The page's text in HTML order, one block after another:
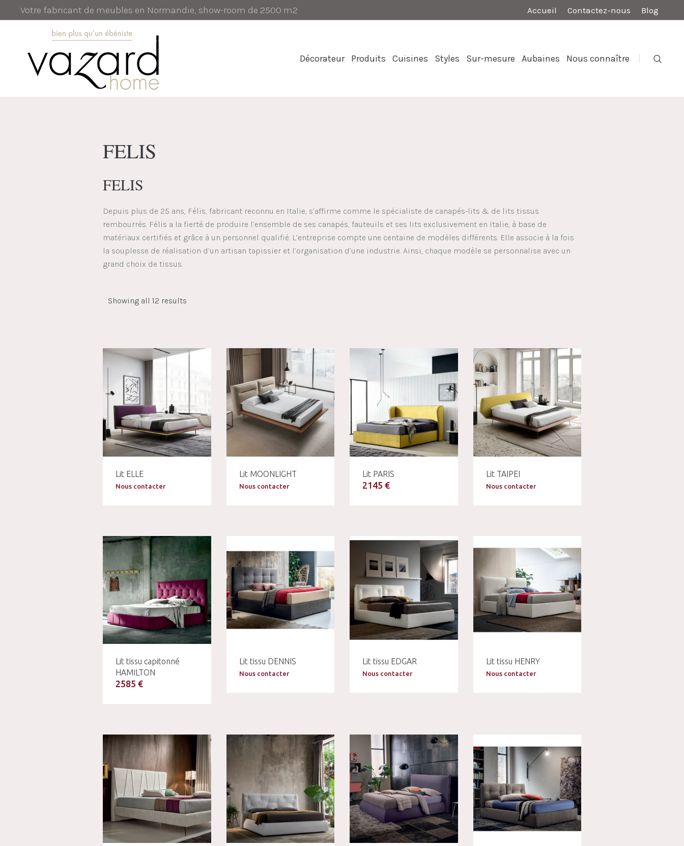
Accueil Contactez-nous Blog
Votre fabricant de meubles en Normandie, show-room de 2500 m2
Décorateur Produits Cuisines Styles Sur-mesure Aubaines Nous connaître
FELIS
FELIS
Depuis plus de 25 ans, Félis, fabricant reconnu en Italie, s’affirme comme le spécialiste de canapés-lits & de lits tissus
rembourrés. Félis a la fierté de produire l’ensemble de ses canapés, fauteuils et ses lits exclusivement en Italie, à base de
matériaux certifiés et grâce à un personnel qualifié. L’entreprise compte une centaine de modèles différents. Elle associe à la fois
la souplesse de réalisation d’un artisan tapissier et l’organisation d’une industrie. Ainsi, chaque modèle se personnalise avec un
grand choix de tissus.
Showing all 12 results
Lit ELLE
Nous contacter
Lit MOONLIGHT
Nous contacter
Lit PARIS
2145 €
Lit TAIPEI
Nous contacter
Lit tissu capitonné
HAMILTON
2585 €
Lit tissu DENNIS
Nous contacter
Lit tissu EDGAR
Nous contacter
Lit tissu HENRY
Nous contacter